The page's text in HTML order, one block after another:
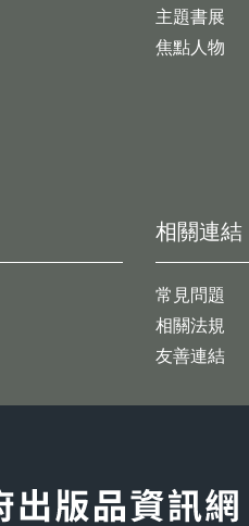
主題書展
焦點人物
相關連結
常見問題
相關法規
友善連結